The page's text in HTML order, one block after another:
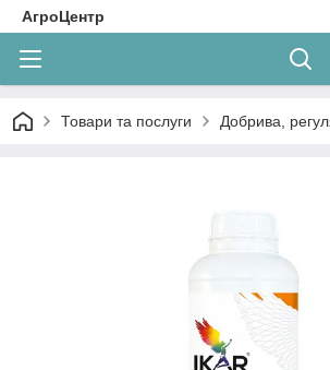
АгроЦентр
Товари та послуги Добрива,